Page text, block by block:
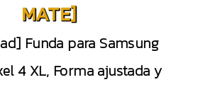
MATE]
Funda para Samsung
4 XL, Forma ajustada y